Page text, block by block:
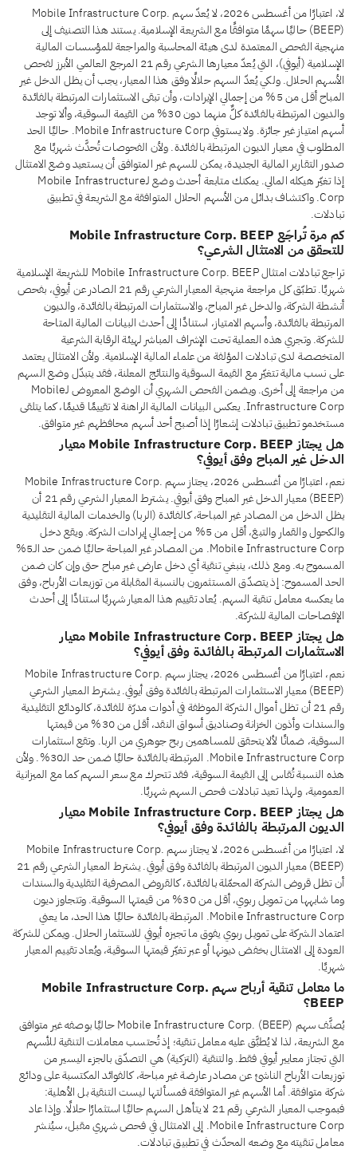
لا، اعتبارًا من أغسطس 2026، لا يُعدّ سهم Mobile Infrastructure Corp.
(BEEP) حاليًا سهمًا متوافقًا مع الشريعة الإسلامية. يستند هذا التصنيف إلى
منهجية الفحص المعتمدة لدى هيئة المحاسبة والمراجعة للمؤسسات المالية
الإسلامية (أيوفي)، التي يُعدّ معيارها الشرعي رقم 21 المرجع العالمي الأبرز لفحص
الأسهم الحلال. ولكي يُعدّ السهم حلالًا وفق هذا المعيار، يجب أن يظل الدخل غير
المباح أقل من 5% من إجمالي الإيرادات، وأن تبقى الاستثمارات المرتبطة بالفائدة
والديون المرتبطة بالفائدة كلٌّ منهما دون 30% من القيمة السوقية، وألا توجد
أسهم امتياز غير جائزة. ولا يستوفي Mobile Infrastructure Corp. حاليًا الحد
المطلوب في معيار الديون المرتبطة بالفائدة. ولأن الفحوصات تُحدَّث شهريًا مع
صدور التقارير المالية الجديدة، يمكن للسهم غير المتوافق أن يستعيد وضع الامتثال
إذا تغيّر هيكله المالي. يمكنك متابعة أحدث وضع لـMobile Infrastructure
Corp. واكتشاف بدائل من الأسهم الحلال المتوافقة مع الشريعة في تطبيق
تبادلات.
كم مرة تُراجَع Mobile Infrastructure Corp. BEEP
للتحقق من الامتثال الشرعي؟
تراجع تبادلات امتثال Mobile Infrastructure Corp. BEEP للشريعة الإسلامية
شهريًا. تطبّق كل مراجعة منهجية المعيار الشرعي رقم 21 الصادر عن أيوفي، بفحص
أنشطة الشركة، والدخل غير المباح، والاستثمارات المرتبطة بالفائدة، والديون
المرتبطة بالفائدة، وأسهم الامتياز، استنادًا إلى أحدث البيانات المالية المتاحة
للشركة. وتجري هذه العملية تحت الإشراف المباشر لهيئة الرقابة الشرعية
المتخصصة لدى تبادلات المؤلفة من علماء المالية الإسلامية. ولأن الامتثال يعتمد
على نسب مالية تتغيّر مع القيمة السوقية والنتائج المعلنة، فقد يتبدّل وضع السهم
من مراجعة إلى أخرى. ويضمن الفحص الشهري أن الوضع المعروض لـMobile
Infrastructure Corp. يعكس البيانات المالية الراهنة لا تقييمًا قديمًا، كما يتلقى
مستخدمو تطبيق تبادلات إشعارًا إذا أصبح أحد أسهم محافظهم غير متوافق.
هل يجتاز Mobile Infrastructure Corp. BEEP معيار
الدخل غير المباح وفق أيوفي؟
نعم، اعتبارًا من أغسطس 2026، يجتاز سهم Mobile Infrastructure Corp.
(BEEP) معيار الدخل غير المباح وفق أيوفي. يشترط المعيار الشرعي رقم 21 أن
يظل الدخل من المصادر غير المباحة، كالفائدة (الربا) والخدمات المالية التقليدية
والكحول والقمار والتبغ، أقل من 5% من إجمالي إيرادات الشركة. ويقع دخل
Mobile Infrastructure Corp. من المصادر غير المباحة حاليًا ضمن حد الـ5%
المسموح به. ومع ذلك، ينبغي تنقية أي دخل عارض غير مباح حتى وإن كان ضمن
الحد المسموح: إذ يتصدّق المستثمرون بالنسبة المقابلة من توزيعات الأرباح، وفق
ما يعكسه معامل تنقية السهم. يُعاد تقييم هذا المعيار شهريًا استنادًا إلى أحدث
الإفصاحات المالية للشركة.
هل يجتاز Mobile Infrastructure Corp. BEEP معيار
الاستثمارات المرتبطة بالفائدة وفق أيوفي؟
نعم، اعتبارًا من أغسطس 2026، يجتاز سهم Mobile Infrastructure Corp.
(BEEP) معيار الاستثمارات المرتبطة بالفائدة وفق أيوفي. يشترط المعيار الشرعي
رقم 21 أن تظل أموال الشركة الموظفة في أدوات مدرّة للفائدة، كالودائع التقليدية
والسندات وأذون الخزانة وصناديق أسواق النقد، أقل من 30% من قيمتها
السوقية، ضمانًا لألا يتحقق للمساهمين ربح جوهري من الربا. وتقع استثمارات
Mobile Infrastructure Corp. المرتبطة بالفائدة حاليًا ضمن حد الـ30%. ولأن
هذه النسبة تُقاس إلى القيمة السوقية، فقد تتحرك مع سعر السهم كما مع الميزانية
العمومية، ولهذا تعيد تبادلات فحص السهم شهريًا.
هل يجتاز Mobile Infrastructure Corp. BEEP معيار
الديون المرتبطة بالفائدة وفق أيوفي؟
لا، اعتبارًا من أغسطس 2026، لا يجتاز سهم Mobile Infrastructure Corp.
(BEEP) معيار الديون المرتبطة بالفائدة وفق أيوفي. يشترط المعيار الشرعي رقم 21
أن تظل قروض الشركة المحمّلة بالفائدة، كالقروض المصرفية التقليدية والسندات
وما شابهها من تمويل ربوي، أقل من 30% من قيمتها السوقية. وتتجاوز ديون
Mobile Infrastructure Corp. المرتبطة بالفائدة حاليًا هذا الحد، ما يعني
اعتماد الشركة على تمويل ربوي يفوق ما تجيزه أيوفي للاستثمار الحلال. ويمكن للشركة
العودة إلى الامتثال بخفض ديونها أو عبر تغيّر قيمتها السوقية، ويُعاد تقييم المعيار
شهريًا.
ما معامل تنقية أرباح سهم Mobile Infrastructure Corp.
BEEP؟
يُصنَّف سهم Mobile Infrastructure Corp. (BEEP) حاليًا بوصفه غير متوافق
مع الشريعة، لذا لا يُطبَّق عليه معامل تنقية؛ إذ تُحتسب معاملات التنقية للأسهم
التي تجتاز معايير أيوفي فقط. والتنقية (التزكية) هي التصدّق بالجزء اليسير من
توزيعات الأرباح الناشئ عن مصادر عارضة غير مباحة، كالفوائد المكتسبة على ودائع
شركة متوافقة. أما الأسهم غير المتوافقة فمسألتها ليست التنقية بل الأهلية:
فبموجب المعيار الشرعي رقم 21 لا يتأهل السهم حاليًا استثمارًا حلالًا. وإذا عاد
Mobile Infrastructure Corp. إلى الامتثال في فحص شهري مقبل، سيُنشر
معامل تنقيته مع وضعه المحدّث في تطبيق تبادلات.